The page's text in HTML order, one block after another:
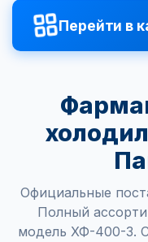
Перейти в
Официальные
Полный
модель ХФ-400-3.